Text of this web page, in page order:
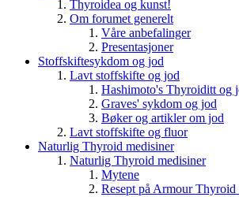
Thyroidea og kunst!
Om forumet generelt
Våre anbefalinger
Presentasjoner
Stoffskiftesykdom og jod
Lavt stoffskifte og jod
Hashimoto's Thyroiditt og
Graves' sykdom og jod
Bøker og artikler om jod
Lavt stoffskifte og fluor
Naturlig Thyroid medisiner
Naturlig Thyroid medisiner
Mytene
Resept på Armour